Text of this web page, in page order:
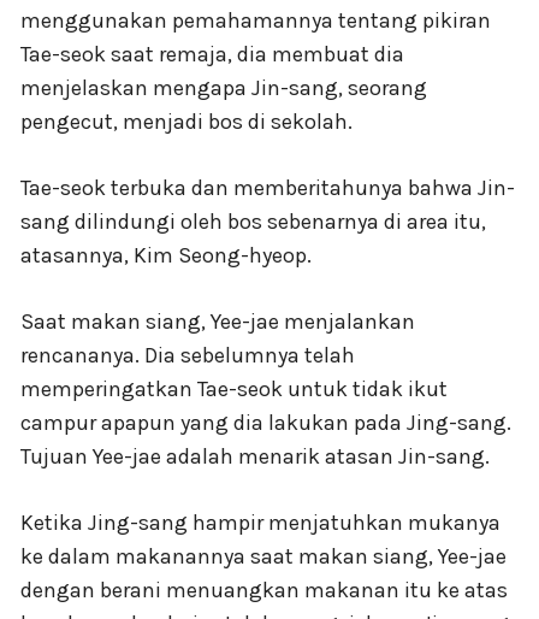
menggunakan pemahamannya tentang pikiran
Tae-seok saat remaja, dia membuat dia
menjelaskan mengapa Jin-sang, seorang
pengecut, menjadi bos di sekolah.
Tae-seok terbuka dan memberitahunya bahwa Jin-
sang dilindungi oleh bos sebenarnya di area itu,
atasannya, Kim Seong-hyeop.
Saat makan siang, Yee-jae menjalankan
rencananya. Dia sebelumnya telah
memperingatkan Tae-seok untuk tidak ikut
campur apapun yang dia lakukan pada Jing-sang.
Tujuan Yee-jae adalah menarik atasan Jin-sang.
Ketika Jing-sang hampir menjatuhkan mukanya
ke dalam makanannya saat makan siang, Yee-jae
dengan berani menuangkan makanan itu ke atas